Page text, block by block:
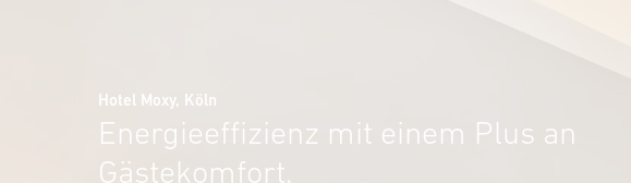
Hotel Moxy, Köln
Energieeffizienz mit einem Plus an
Gästekomfort.